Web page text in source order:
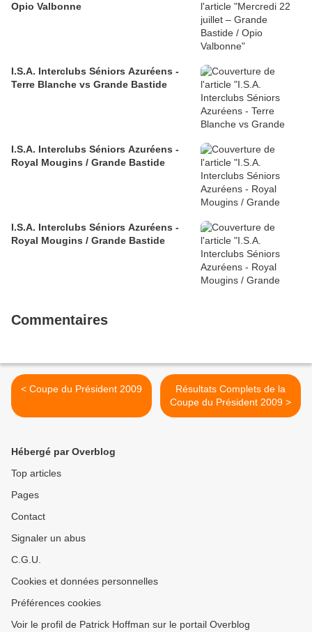
Opio Valbonne
I.S.A. Interclubs Séniors Azuréens -
Terre Blanche vs Grande Bastide
I.S.A. Interclubs Séniors Azuréens -
Royal Mougins / Grande Bastide
I.S.A. Interclubs Séniors Azuréens -
Royal Mougins / Grande Bastide
Commentaires
< Coupe du Président 2009
Résultats Complets de la
Coupe du Président 2009 >
Hébergé par Overblog
Top articles
Pages
Contact
Signaler un abus
C.G.U.
Cookies et données personnelles
Préférences cookies
Voir le profil de Patrick Hoffman sur le portail Overblog